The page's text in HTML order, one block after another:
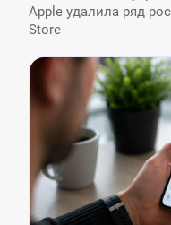
Apple удалила ряд
Store